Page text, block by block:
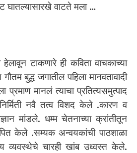
घातल्यासारखे वाटते मला …
टाकणारे ही कविता वाचकाच्या
बुद्ध जगातील पहिला मानवतावादी
प्रमाण मानलं त्याचा प्रतित्यसमुत्पाद
निर्मिती नवै तत्व विशद केले .कारण व
मांडले. धम्म चेतनाच्या क्रांतीतून
केले .सम्यक अन्वयकांची पाठशाळा
व्यवस्थेचे चारही खांब उध्वस्त केले.